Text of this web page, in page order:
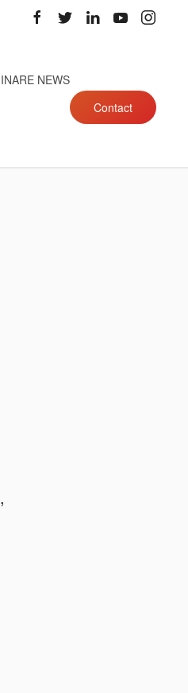
NEWS
Contact